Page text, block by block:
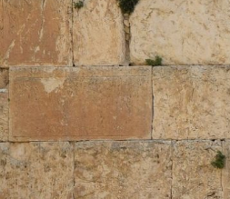
Skip
to
content